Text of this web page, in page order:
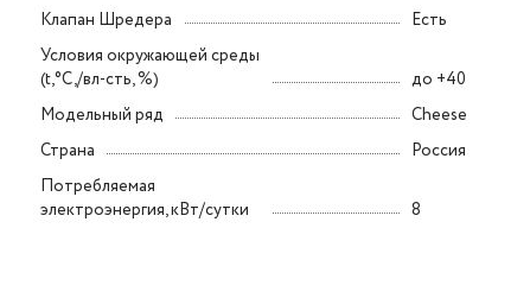
Клапан Шредера
Есть
Условия окружающей среды
(t,°C,/вл-сть, %)
до +40
Модельный ряд
Cheese
Страна
Россия
Потребляемая
электроэнергия, кВт/сутки
8